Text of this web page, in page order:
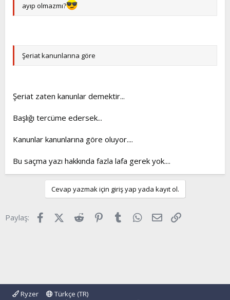
bakın general demiyor çavuş diyor. yani darbe ile bir alakası yok..
türkiş olmuş .... farketmez.
13.05.1913
ayıp olmazmı?
Şeriat kanunlarına göre
Şeriat zaten kanunlar demektir...
Başlığı tercüme edersek...
Kanunlar kanunlarına göre oluyor....
Bu saçma yazı hakkında fazla lafa gerek yok....
Cevap yazmak için giriş yap yada kayıt ol.
Paylaş: FacebookX (Twitter)
Reddit Pinterest
Tumblr WhatsApp
E-posta
Ryzer
Türkçe (TR)